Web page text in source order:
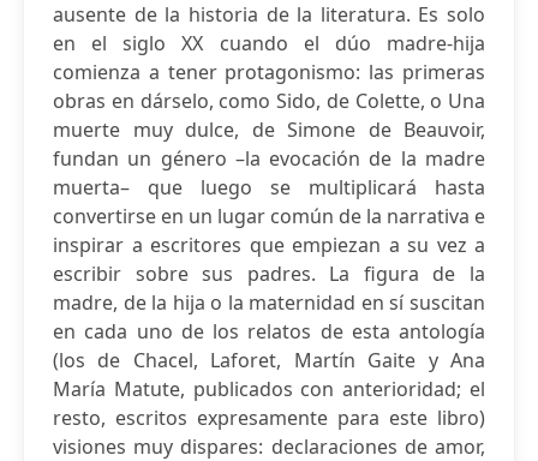
ausente de la historia de la literatura. Es solo
en el siglo XX cuando el dúo madre-hija
comienza a tener protagonismo: las primeras
obras en dárselo, como Sido, de Colette, o Una
muerte muy dulce, de Simone de Beauvoir,
fundan un género –la evocación de la madre
muerta– que luego se multiplicará hasta
convertirse en un lugar común de la narrativa e
inspirar a escritores que empiezan a su vez a
escribir sobre sus padres. La figura de la
madre, de la hija o la maternidad en sí suscitan
en cada uno de los relatos de esta antología
(los de Chacel, Laforet, Martín Gaite y Ana
María Matute, publicados con anterioridad; el
resto, escritos expresamente para este libro)
visiones muy dispares: declaraciones de amor,